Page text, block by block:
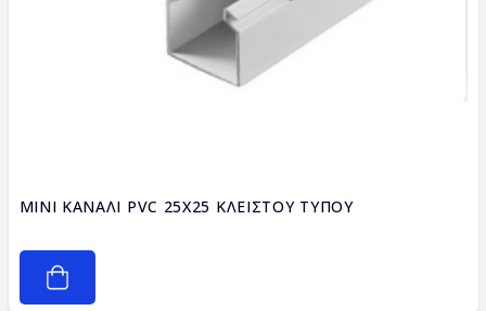
MINI ΚΑΝΑΛΙ PVC 25X25 ΚΛΕΙΣΤΟΥ ΤΥΠΟΥ